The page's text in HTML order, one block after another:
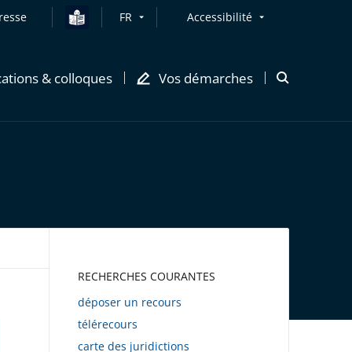
FR Accessibilité
& colloques Vos démarches
Ouvrir
RECHERCHES COURANTES
déposer un recours
télérecours
carte des juridictions